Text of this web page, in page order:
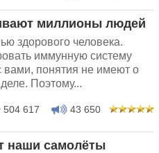
миллионы людей
здорового человека.
иммунную систему
вами, понятия не имеют о
Поэтому...
504 617 43 650
наши самолёты